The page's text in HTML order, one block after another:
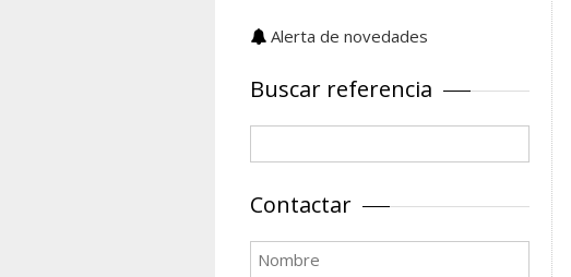
Alerta de novedades
Buscar referencia
Contactar